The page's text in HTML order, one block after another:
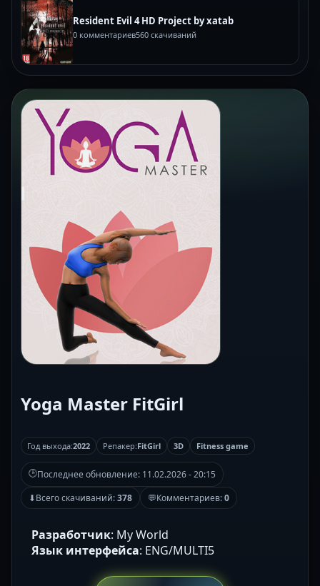
Resident Evil 4 HD Project by xatab
0 комментариев560 скачиваний
Yoga Master FitGirl
Год выхода:2022 Репакер:FitGirl 3D Fitness game
🕒Последнее обновление: 11.02.2026 - 20:15
⬇Всего скачиваний:378 💬Комментариев:0
Разработчик: My World
Язык интерфейса: ENG/MULTI5